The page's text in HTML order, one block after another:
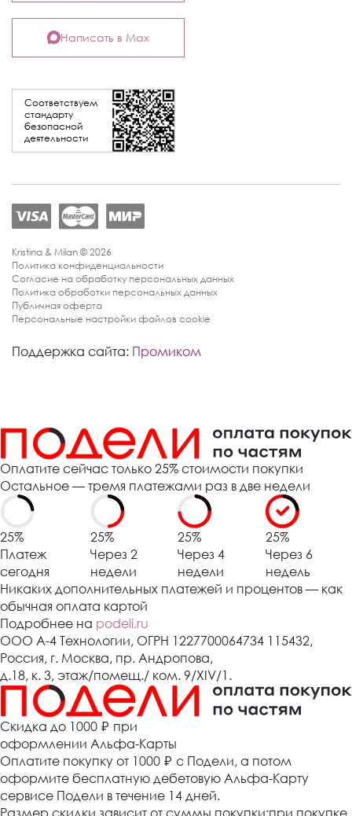
Соответствуем
стандарту
безопасной
деятельности
Написать в Max
Kristina & Milan © 2026
Политика конфиденциальности
Согласие на обработку персональных данных
Политика обработки персональных данных
Публичная оферта
Персональные настройки файлов cookie
Поддержка сайта: Промиком
Оплатите сейчас только 25% стоимости покупки
Остальное — тремя платежами раз в две недели
25%
Платеж
сегодня
25%
Через 2
недели
25%
Через 4
недели
25%
Через 6
недель
Никаких дополнительных платежей и процентов — как
обычная оплата картой
Подробнее на podeli.ru
ООО А-4 Технологии, ОГРН 1227700064734 115432,
Россия, г. Москва, пр. Андропова,
д.18, к. 3, этаж/помещ./ ком. 9/XIV/1.
Cкидка до 1000 ₽ при
оформлении Альфа-Карты
Оплатите покупку от 1000 ₽ с Подели, а потом
оформите бесплатную дебетовую Альфа-Карту
сервисе Подели в течение 14 дней.
Размер скидки зависит от суммы покупки:при покупке